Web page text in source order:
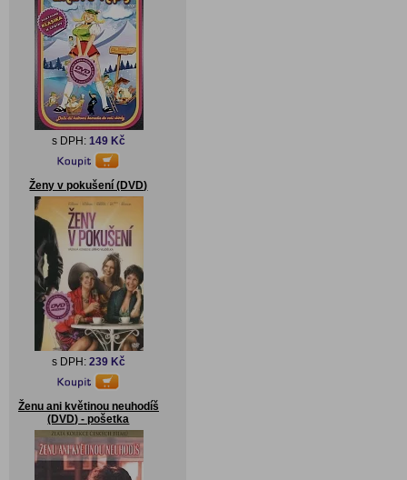
s DPH: 149 Kč
Ženy v pokušení (DVD)
s DPH: 239 Kč
Ženu ani květinou neuhodíš
(DVD) - pošetka